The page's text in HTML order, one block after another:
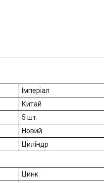
Імперіал
Китай
5 шт.
Новий
Циліндр
Цинк